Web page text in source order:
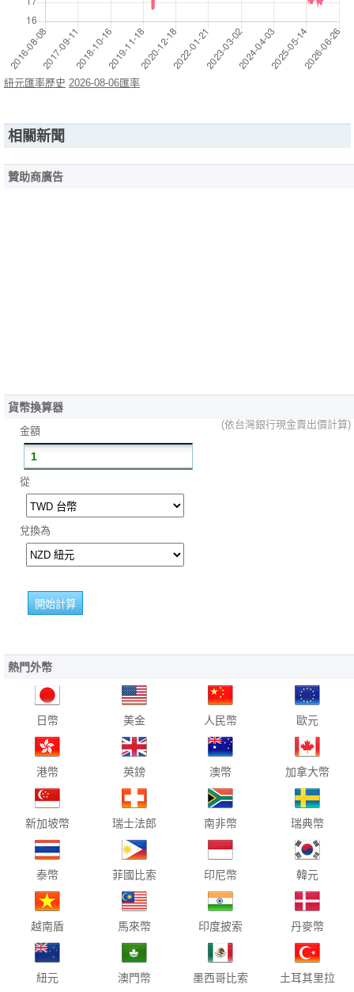
紐元匯率歷史 2026-08-06匯率
相關新聞
贊助商廣告
貨幣換算器
(依台灣銀行現金賣出價計算)
金額
從
兌換為
熱門外幣
日幣 美金 人民幣 歐元
港幣 英鎊 澳幣 加拿大幣
新加坡幣 瑞士法郎 南非幣 瑞典幣
泰幣 菲國比索 印尼幣 韓元
越南盾 馬來幣 印度披索 丹麥幣
紐元 澳門幣 墨西哥比索 土耳其里拉